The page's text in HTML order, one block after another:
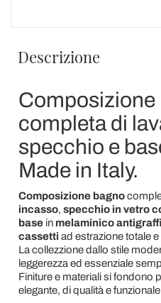
Descrizione
Composizione
completa di
specchio e
Made in Italy.
Composizione bagno
incasso, specchio in vetro
basein melaminico
cassetti ad estrazione totale
La collezzione dallo stile
leggerezza ed essenziale
Finiture e materiali si fondono
elegante, di qualità e